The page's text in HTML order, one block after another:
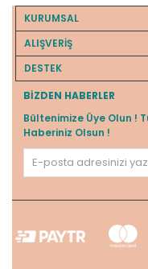
KURUMSAL
ALIŞVERİŞ
DESTEK
BIZDEN HABERLER
Bültenimize Üye Olun !
Haberiniz Olsun !